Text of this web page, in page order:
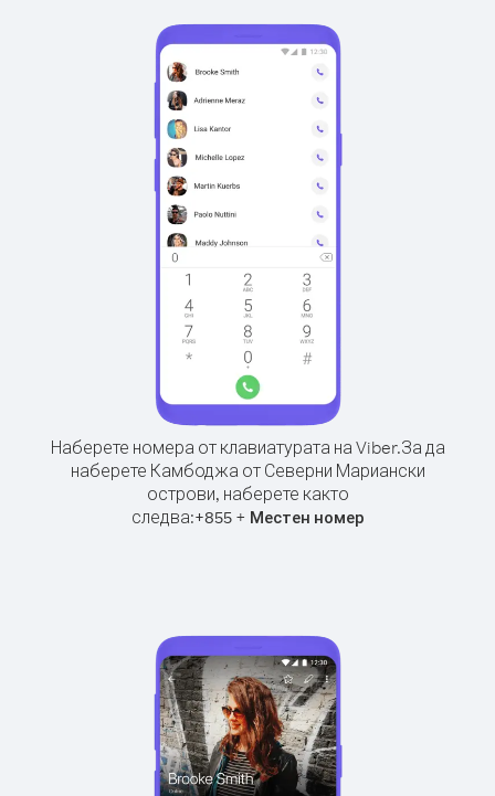
Наберете номера от клавиатурата на Viber.За да
наберете Камбоджа от Северни Мариански
острови, наберете както
следва:+855+ Местен номер